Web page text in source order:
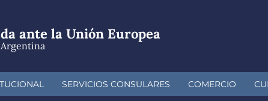
ante la Unión Europea
SERVICIOS CONSULARES COMERCIO